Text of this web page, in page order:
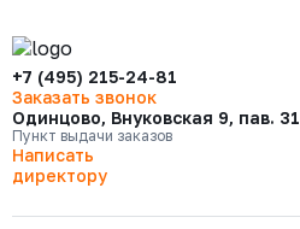
+7 (495) 215-24-81
Заказать звонок
Одинцово, Внуковская 9, пав. 31
Пункт выдачи заказов
Написать
директору